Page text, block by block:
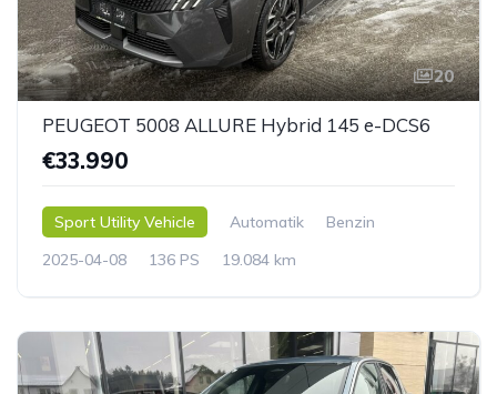
20
PEUGEOT 5008 ALLURE Hybrid 145 e-DCS6
€33.990
Sport Utility Vehicle Automatik
Benzin
2025-04-08
136 PS 19.084 km